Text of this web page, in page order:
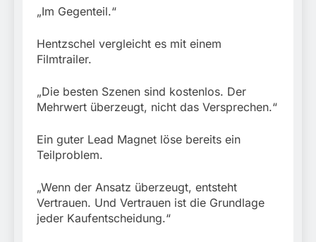
„Im Gegenteil.“
Hentzschel vergleicht es mit einem
Filmtrailer.
„Die besten Szenen sind kostenlos. Der
Mehrwert überzeugt, nicht das Versprechen.“
Ein guter Lead Magnet löse bereits ein
Teilproblem.
„Wenn der Ansatz überzeugt, entsteht
Vertrauen. Und Vertrauen ist die Grundlage
jeder Kaufentscheidung.“